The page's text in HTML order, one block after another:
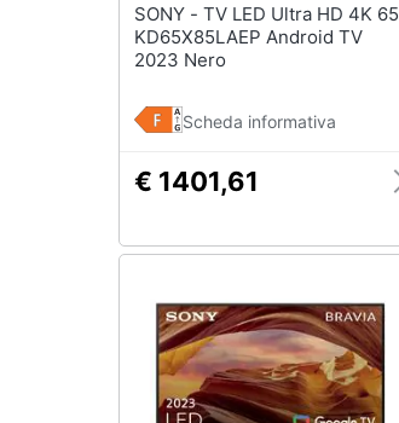
SONY - TV LED Ultra HD 4K 65"
KD65X85LAEP Android TV
2023 Nero
Scheda informativa
€ 1401,61